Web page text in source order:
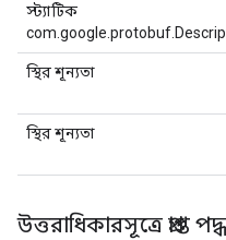
স্ট্যাটিক
স্থির শূন্যতা
স্থির শূন্যতা
উত্তরাধিকারসূত্রে প্রাপ্ত